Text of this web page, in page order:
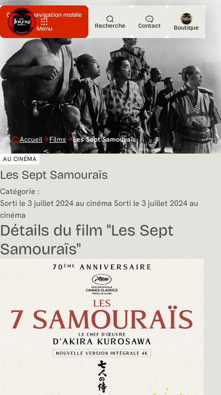
Ouvrir la navigation mobile
Menu
Recherche Contact Boutique
Les Sept Samouraïs
Catégorie :
AU CINÉMA
Sorti le 3 juillet 2024 au cinéma Sorti le 3 juillet 2024 au
cinéma
Accueil Films Les Sept Samouraïs
Détails du film "Les Sept
Samouraïs"